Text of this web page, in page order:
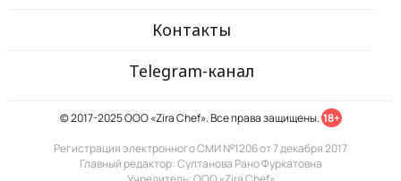
Контакты
Telegram-канал
© 2017-2025 ООО «Zira Chef». Все права защищены. 18+
Регистрация электронного СМИ №1206 от 7 декабря 2017
Главный редактор: Султанова Рано Фуркатовна